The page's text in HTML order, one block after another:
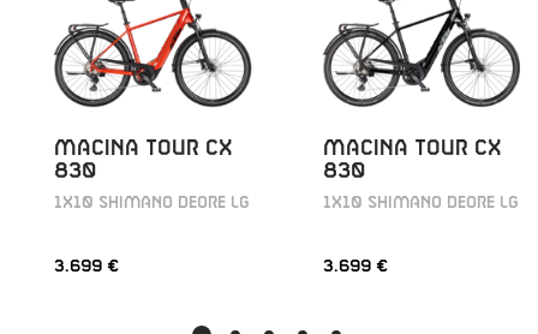
MACINA TOUR CX
830
1X10 SHIMANO DEORE LG
3.699 €
MACINA TOUR CX
830
1X10 SHIMANO DEORE LG
3.699 €